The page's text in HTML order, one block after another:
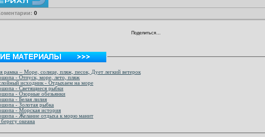
0
Поделиться…
рамка – Море, солнце, пляж, песок, Дует легкий ветерок
- Отпуск, море, лето, пляж
исходник - Отдыхаем на море
- Светящиеся рыбки
- Озорные обезьянки
- Белая лилия
- Золотая рыбка
- Морская история
- Желание отдыха к морю манит
океана